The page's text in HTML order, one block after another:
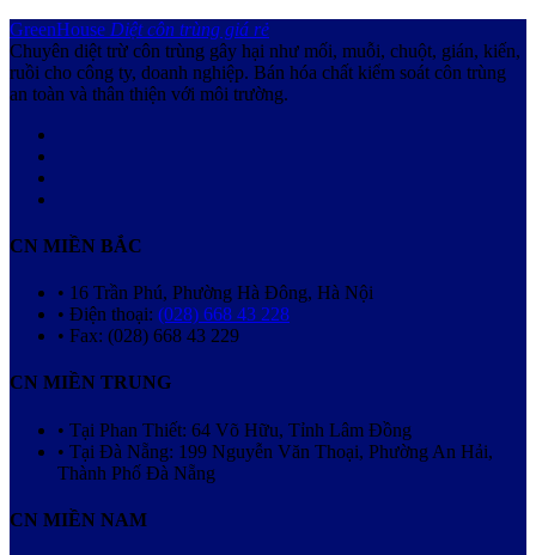
GreenHouse Diệt côn trùng giá rẻ
Chuyên diệt trừ côn trùng gây hại như mối, muỗi, chuột, gián, kiến,
ruồi cho công ty, doanh nghiệp. Bán hóa chất kiểm soát côn trùng
an toàn và thân thiện với môi trường.
CN MIỀN BẮC
• 16 Trần Phú, Phường Hà Đông, Hà Nội
• Điện thoại: (028) 668 43 228
• Fax: (028) 668 43 229
CN MIỀN TRUNG
• Tại Phan Thiết: 64 Võ Hữu, Tỉnh Lâm Đồng
• Tại Đà Nẵng: 199 Nguyễn Văn Thoại, Phường An Hải,
Thành Phố Đà Nẵng
CN MIỀN NAM